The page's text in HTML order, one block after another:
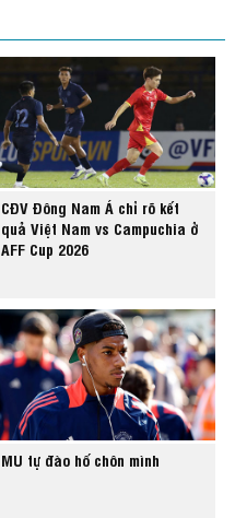
CĐV Đông Nam Á chỉ rõ kết
quả Việt Nam vs Campuchia ở
AFF Cup 2026
MU tự đào hố chôn mình